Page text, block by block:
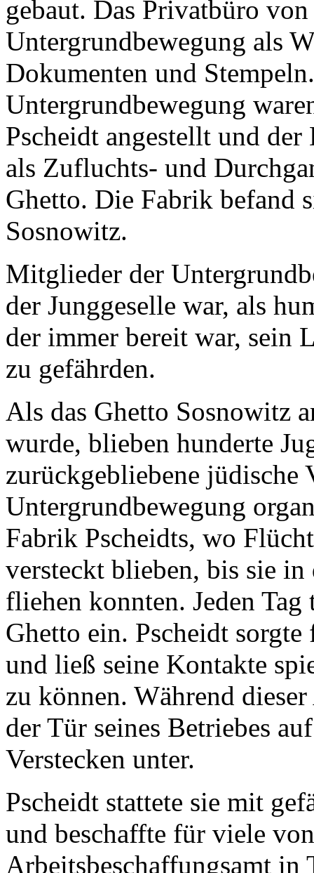
gebaut. Das Privatbüro
Untergrundbewegung als
Dokumenten und
Untergrundbewegung
Pscheidt angestellt und
als Zufluchts- und
Ghetto. Die Fabrik befand
Sosnowitz.
Mitglieder der
der Junggeselle war, als
der immer bereit war, sein
zu gefährden.
Als das Ghetto Sosnowitz
wurde, blieben hunderte
zurückgebliebene jüdische
Untergrundbewegung
Fabrik Pscheidts, wo
versteckt blieben, bis sie
fliehen konnten. Jeden
Ghetto ein. Pscheidt
und ließ seine Kontakte
zu können. Während
der Tür seines Betriebes
Verstecken unter.
Pscheidt stattete sie mit
und beschaffte für viele
Arbeitsbeschaffungsamt in